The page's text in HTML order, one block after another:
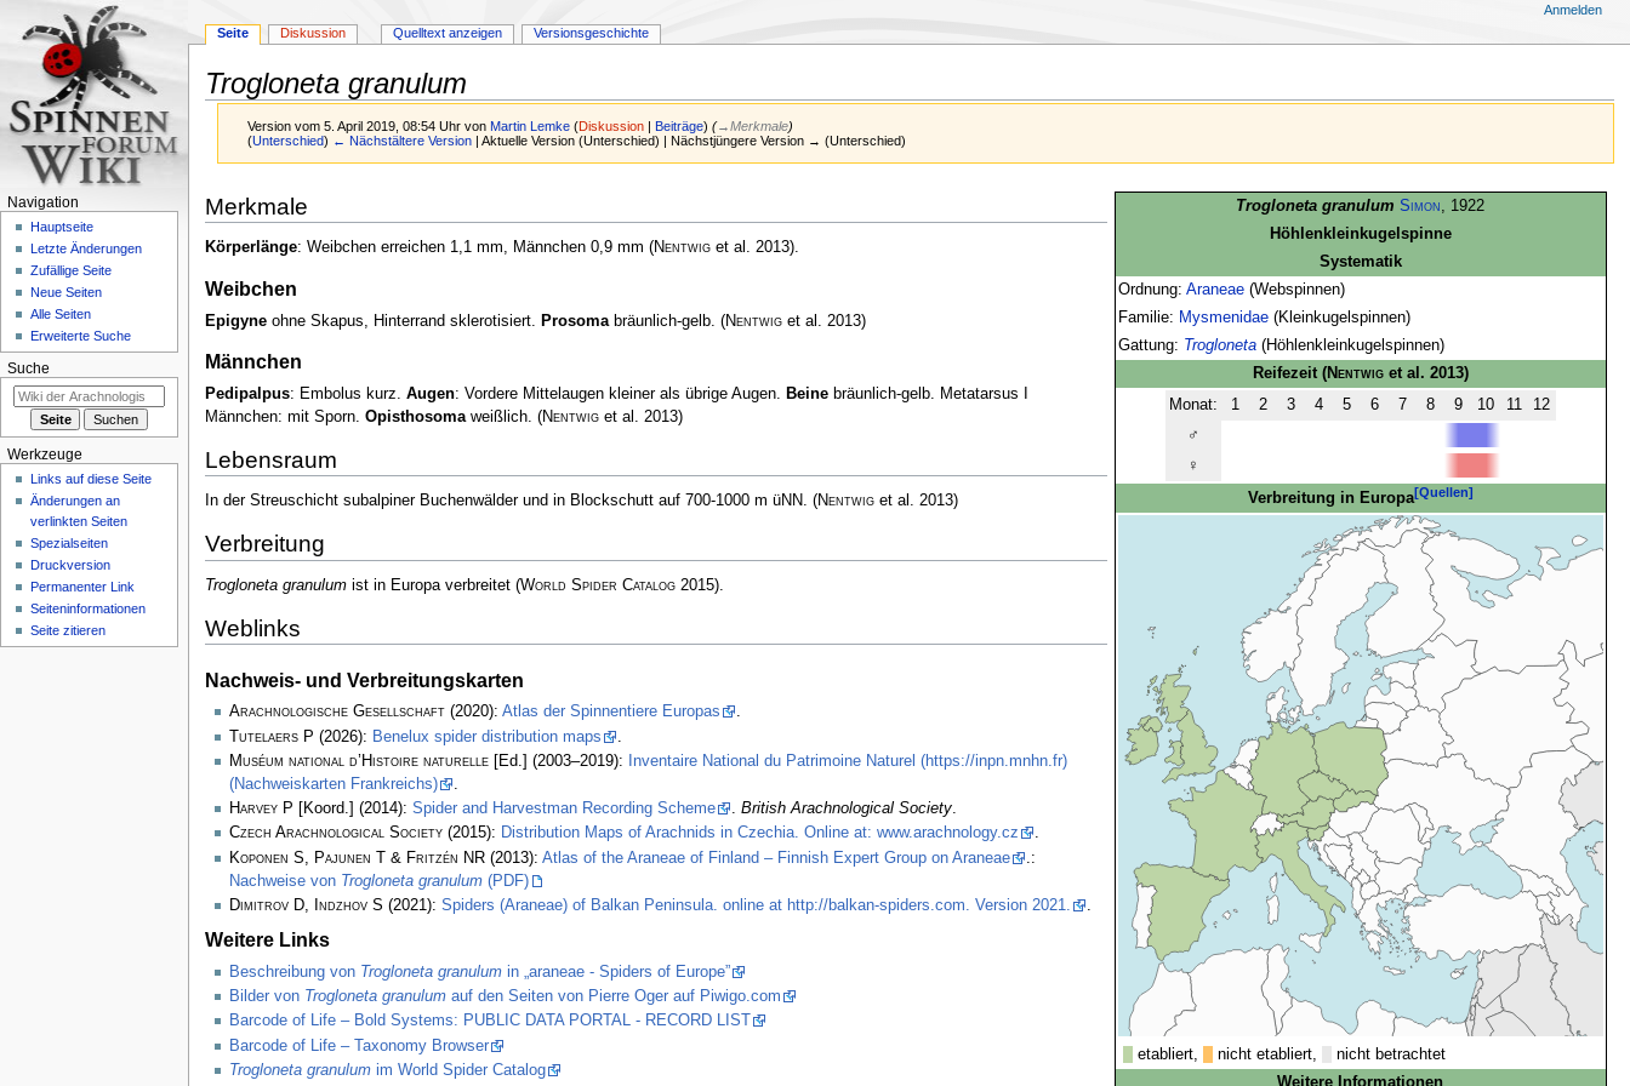
Trogloneta granulum
Version vom 5. April 2019, 08:54 Uhr von Martin Lemke (Diskussion Beiträge) (→Merkmale)
(Unterschied) ← Nächstältere Version | Aktuelle Version (Unterschied) | Nächstjüngere Version → (Unterschied)
Navigation
springen
Suche
springen
Trogloneta granulum Simon
, 1922
Höhlenkleinkugelspinne
Systematik
Ordnung: Araneae(Webspinnen)
Familie: Mysmenidae(Kleinkugelspinnen)
Gattung: Trogloneta(Höhlenkleinkugelspinnen)
Reifezeit (Nentwiget al. 2013)
Monat:
1 2 3 4 5 6 7 8 9 10 11
12
♂
♀
Verbreitung in Europa[Quellen]
etabliert, nicht etabliert,
nicht betrachtet
Weitere Informationen
Merkmale
Körperlänge: Weibchen erreichen 1,1 mm, Männchen 0,9 mm (Nentwiget al. 2013).
Weibchen
Epigyneohne Skapus, Hinterrand sklerotisiert. Prosomabräunlich-gelb. (Nentwiget al. 2013)
Männchen
Pedipalpus: Embolus kurz. Augen: Vordere Mittelaugen kleiner als übrige Augen. Beinebräunlich-gelb. Metatarsus I
Männchen: mit Sporn. Opisthosomaweißlich. (Nentwiget al. 2013)
Lebensraum
In der Streuschicht subalpiner Buchenwälder und in Blockschutt auf 700-1000 m üNN. (Nentwiget al. 2013)
Verbreitung
Trogloneta granulumist in Europa verbreitet (World Spider Catalog2015).
Weblinks
Nachweis- und Verbreitungskarten
Arachnologische Gesellschaft(2020): Atlas der Spinnentiere Europas
.
Tutelaers P (2026): Benelux spider distribution maps
Muséum national d’Histoire naturelle[Ed.] (2003–2019):
Inventaire National du Patrimoine Naturel (https://inpn.mnhn.fr)
(Nachweiskarten Frankreichs)
Harvey P [Koord.] (2014): Spider and Harvestman Recording Scheme . British Arachnological Society.
Czech Arachnological Society(2015): Distribution Maps of Arachnids in Czechia. Online at: www.arachnology.cz
.
Koponen S, Pajunen T & Fritzén NR(2013): Atlas of the Araneae of Finland – Finnish Expert Group on Araneae
.:
Nachweise von Trogloneta granulum(PDF)
Dimitrov D, Indzhov S (2021): Spiders (Araneae) of Balkan Peninsula. online at http://balkan-spiders.com. Version 2021. .
Weitere Links
Beschreibung von Trogloneta granulumin „araneae - Spiders of Europe”
Bilder von Trogloneta granulumauf den Seiten von Pierre Oger auf Piwigo.com
Barcode of Life – Bold Systems: PUBLIC DATA PORTAL - RECORD LIST
Barcode of Life – Taxonomy Browser
Trogloneta granulumim World Spider Catalog
Seite Diskussion Quelltext anzeigen Versionsgeschichte
Anmelden
Navigation
Hauptseite
Letzte Änderungen
Zufällige Seite
Neue Seiten
Alle Seiten
Erweiterte Suche
Suche
Werkzeuge
Links auf diese Seite
Änderungen an
verlinkten Seiten
Spezialseiten
Druckversion
Permanenter Link
Seiten­­informationen
Seite zitieren